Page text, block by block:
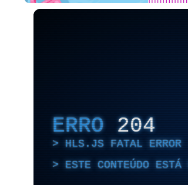
ERRO 204
HLS.JS FATAL ERROR
ESTE CONTEÚDO